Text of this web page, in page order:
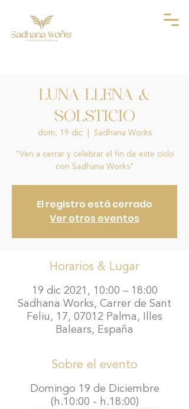
LUNA LLENA &
SOLSTICIO
dom, 19 dic
  |
Sadhana Works
"Ven a cerrar y celebrar el fin de este ciclo
con Sadhana Works"
El registro está cerrado
Ver otros eventos
Horarios & Lugar
19 dic 2021, 10:00 – 18:00
Sadhana Works, Carrer de Sant
Feliu, 17, 07012 Palma, Illes
Balears, España
Sobre el evento
Domingo 19 de Diciembre
(h.10:00 - h.18:00)